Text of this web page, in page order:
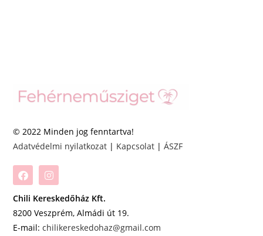
© 2022 Minden jog fenntartva!
Adatvédelmi nyilatkozat | Kapcsolat |ÁSZF
Chili Kereskedőház Kft.
8200 Veszprém, Almádi út 19.
E-mail:chilikereskedohaz@gmail.com